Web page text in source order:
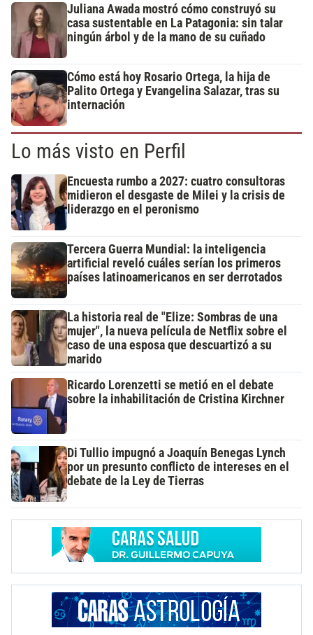
Juliana Awada mostró cómo construyó su
casa sustentable en La Patagonia: sin talar
ningún árbol y de la mano de su cuñado
Cómo está hoy Rosario Ortega, la hija de
Palito Ortega y Evangelina Salazar, tras su
internación
Lo más visto en Perfil
Encuesta rumbo a 2027: cuatro consultoras
midieron el desgaste de Milei y la crisis de
liderazgo en el peronismo
Tercera Guerra Mundial: la inteligencia
artificial reveló cuáles serían los primeros
países latinoamericanos en ser derrotados
La historia real de "Elize: Sombras de una
mujer", la nueva película de Netflix sobre el
caso de una esposa que descuartizó a su
marido
Ricardo Lorenzetti se metió en el debate
sobre la inhabilitación de Cristina Kirchner
Di Tullio impugnó a Joaquín Benegas Lynch
por un presunto conflicto de intereses en el
debate de la Ley de Tierras